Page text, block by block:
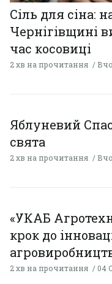
Сіль для сіна:
Чернігівщині
час косовиці
2 хв на прочитання
Яблуневий
свята
2 хв на прочитання
«УКАБ
крок до
2 хв на прочитання 04